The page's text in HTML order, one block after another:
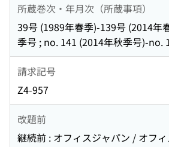
所蔵巻次・年月次（所蔵事項）
39号 (1989年春季)-139号 (2014年
季号 ; no. 141 (2014年秋季号)-no.
請求記号
Z4-957
改題前
継続前 : オフィスジャパン / オフ